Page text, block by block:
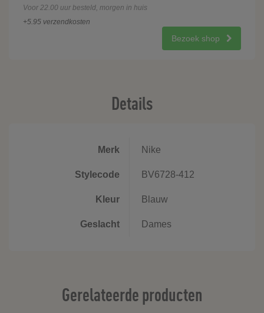
Voor 22.00 uur besteld, morgen in huis
+5.95 verzendkosten
Bezoek shop
Details
Merk Nike
Stylecode BV6728-412
Kleur Blauw
Geslacht Dames
Gerelateerde producten